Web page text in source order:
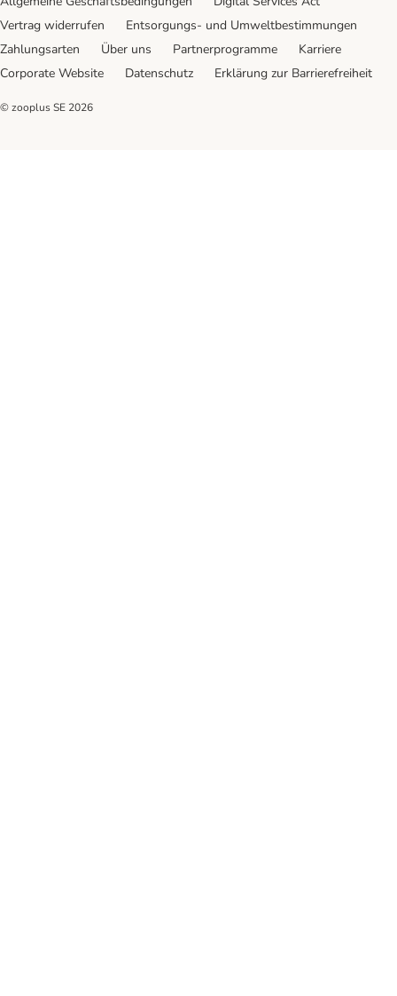
Vertrag widerrufen
Entsorgungs- und Umweltbestimmungen
Zahlungsarten
Über uns Partnerprogramme
Karriere
Corporate Website
Datenschutz Erklärung zur Barrierefreiheit
© zooplus SE 2026